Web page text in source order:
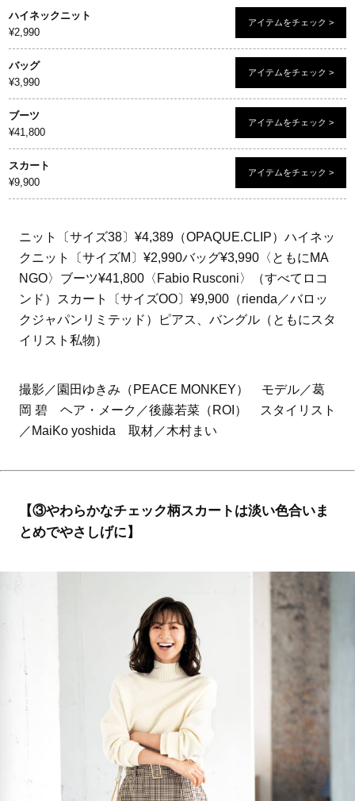
ハイネックニット
¥2,990
アイテムをチェック >
バッグ
¥3,990
アイテムをチェック >
ブーツ
¥41,800
アイテムをチェック >
スカート
¥9,900
アイテムをチェック >
ニット〔サイズ38〕¥4,389（OPAQUE.CLIP）ハイネッ
クニット〔サイズM〕¥2,990バッグ¥3,990〈ともにMA
NGO〉ブーツ¥41,800〈Fabio Rusconi〉（すべてロコ
ンド）スカート〔サイズOO〕¥9,900（rienda／バロッ
クジャパンリミテッド）ピアス、バングル（ともにスタ
イリスト私物）
撮影／園田ゆきみ（PEACE MONKEY） モデル／葛
岡 碧 ヘア・メーク／後藤若菜（ROI） スタイリスト
／MaiKo yoshida 取材／木村まい
【③やわらかなチェック柄スカートは淡い色合いま
とめでやさしげに】